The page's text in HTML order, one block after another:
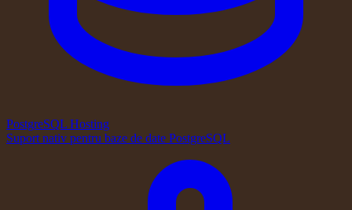
PostgreSQL Hosting
Suport nativ pentru baze de date PostgreSQL